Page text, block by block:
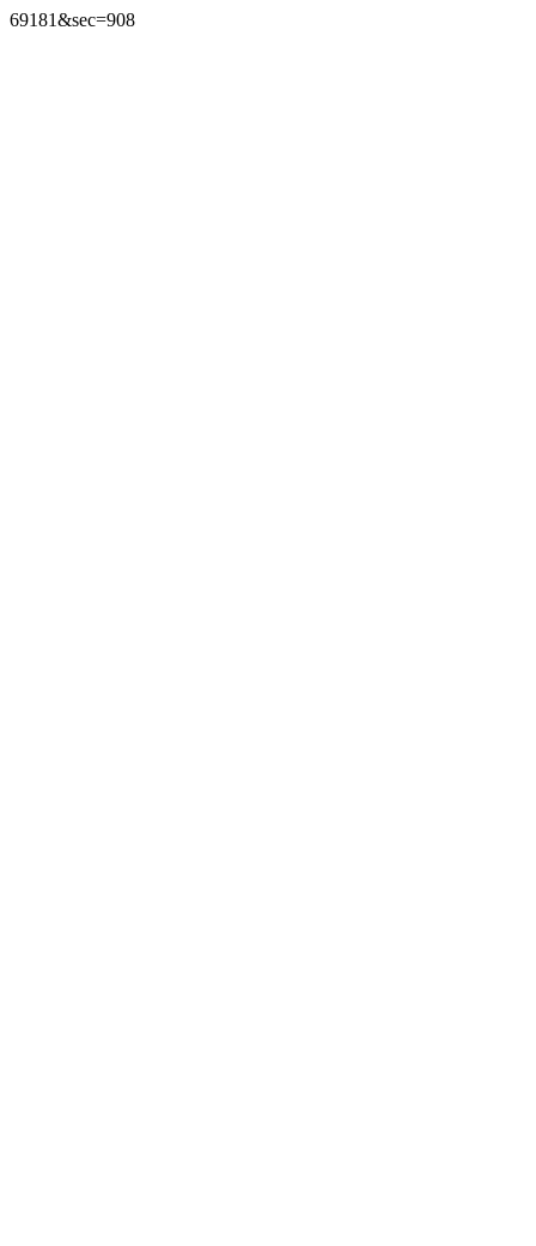
69181&sec=908